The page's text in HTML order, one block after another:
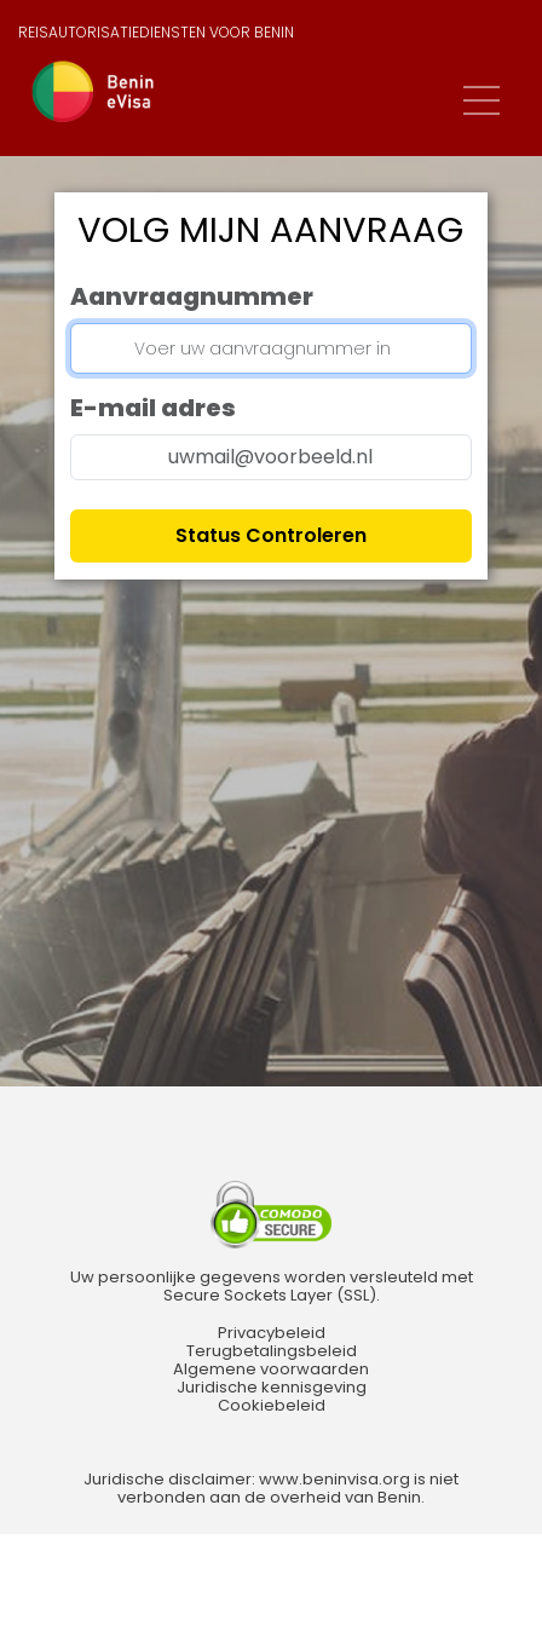
REISAUTORISATIEDIENSTEN VOOR BENIN
VOLG MIJN AANVRAAG
Aanvraagnummer
E-mail adres
Status Controleren
Uw persoonlijke gegevens worden versleuteld met
Secure Sockets Layer (SSL).
Privacybeleid
Terugbetalingsbeleid
Algemene voorwaarden
Juridische kennisgeving
Cookiebeleid
Juridische disclaimer: www.beninvisa.org is niet
verbonden aan de overheid van Benin.